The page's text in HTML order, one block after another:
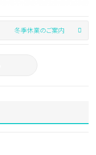
冬季休業のご案内